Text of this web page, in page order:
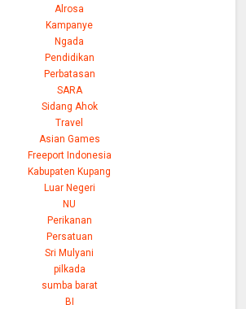
Alrosa
Kampanye
Ngada
Pendidikan
Perbatasan
SARA
Sidang Ahok
Travel
Asian Games
Freeport Indonesia
Kabupaten Kupang
Luar Negeri
NU
Perikanan
Persatuan
Sri Mulyani
pilkada
sumba barat
BI